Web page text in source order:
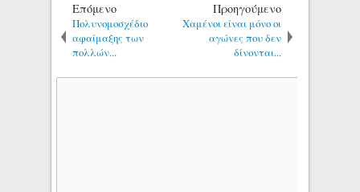
Επόμενο
Πολυνομοσχέδιο
αφαίμαξης των
πολλών...
Προηγούμενο
Χαμένοι είναι μόνο οι
αγώνες που δεν
δίνονται...